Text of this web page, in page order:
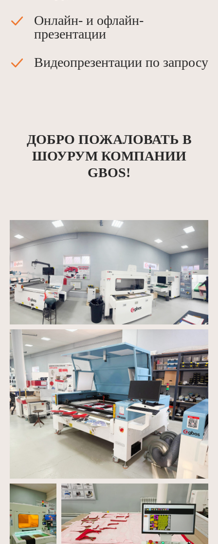
Онлайн- и офлайн-
презентации
Видеопрезентации по запросу
ДОБРО ПОЖАЛОВАТЬ В
ШОУРУМ КОМПАНИИ
GBOS!